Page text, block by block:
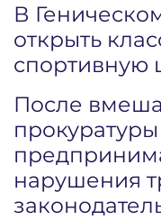
В
открыть
спортивную
После
нарушения